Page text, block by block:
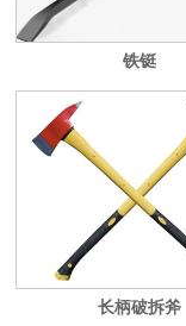
铁铤
长柄破拆斧